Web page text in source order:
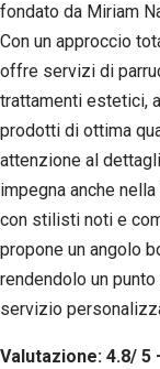
fondato da Miriam
Con un approccio
offre servizi di
trattamenti estetici,
prodotti di ottima
attenzione al
impegna anche
con stilisti noti e
propone un angolo
rendendolo un
servizio
Valutazione: 4.8/ 5